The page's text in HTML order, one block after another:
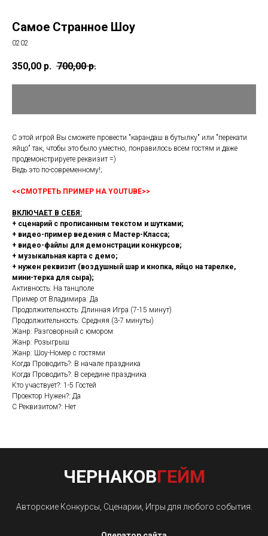
Самое Странное Шоу
0202
350,00 р. 700,00 р.
С этой игрой Вы сможете провести "карандаш в бутылку" или "перекати
яйцо" так, чтобы это было уместно, понравилось всем гостям и даже
продемонстрируете реквизит =)
Ведь это по-современному!;
<<СМОТРЕТЬ ПРИМЕР НА YOUTUBE>>
ВКЛЮЧАЕТ В СЕБЯ:
+ сценарий с прописанным текстом и шутками;
+ видео-пример ведения с Мастер-Класса;
+ видео-файлы для демонстрации конкурсов;
+ музыкальная карта с демо;
+ нужен реквизит (воздушный шар и кнопка, яйцо на тарелке,
мини-терка для сыра);
Активность: На танцполе
Пример от Владимира: Да
Продолжительность: Длинная Игра (7-15 минут)
Продолжительность: Средняя (3-7 минуты)
Жанр: Разговорный с юмором
Жанр: Розыгрыш
Жанр: Шоу-Номер с гостями
Когда Проводить?: В начале праздника
Когда Проводить?: В середине праздника
Кто участвует?: 1-5 Гостей
Проектор Нужен?: Да
С Реквизитом?: Нет
ЧЕРНАКОВГЕЙМ
Авторские Конкурсы, Сценарии, Игры для любого события.